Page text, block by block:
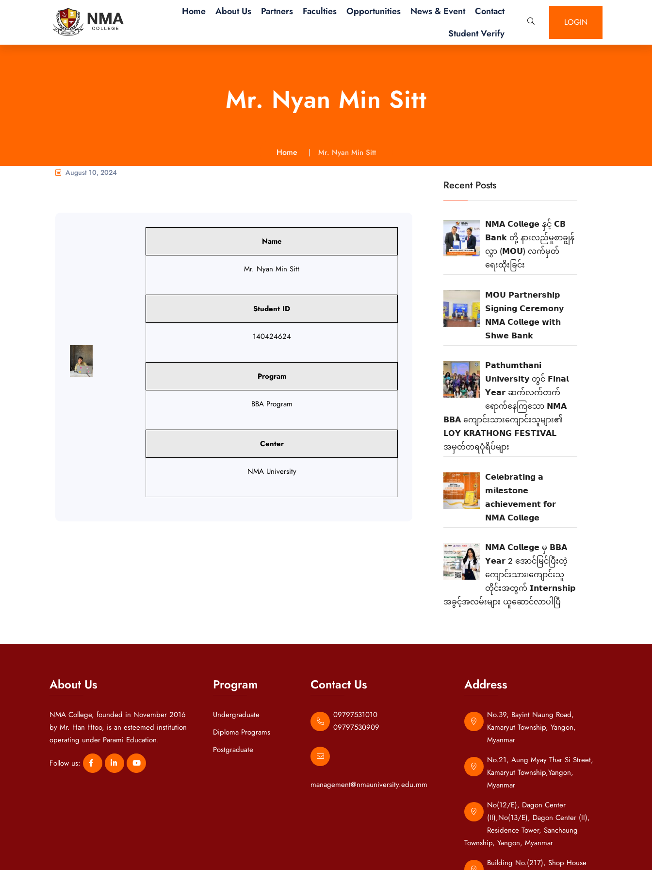
Home About Us Partners Faculties Opportunities News & Event
Contact
Student Verify
LOGIN
Mr. Nyan Min Sitt
Home Mr. Nyan Min Sitt
August 10, 2024
Name
Mr. Nyan Min Sitt
Student ID
140424624
Program
BBA Program
Center
NMA University
Recent Posts
𝗡𝗠𝗔 𝗖𝗼𝗹𝗹𝗲𝗴𝗲 နှင့် 𝗖𝗕
𝗕𝗮𝗻𝗸 တို့ နားလည်မှုစာချွန်
လွှာ (𝗠𝗢𝗨) လက်မှတ်
ရေးထိုးခြင်း
𝗠𝗢𝗨 𝗣𝗮𝗿𝘁𝗻𝗲𝗿𝘀𝗵𝗶𝗽
𝗦𝗶𝗴𝗻𝗶𝗻𝗴 𝗖𝗲𝗿𝗲𝗺𝗼𝗻𝘆
𝗡𝗠𝗔 𝗖𝗼𝗹𝗹𝗲𝗴𝗲 𝘄𝗶𝘁𝗵
𝗦𝗵𝘄𝗲 𝗕𝗮𝗻𝗸
𝗣𝗮𝘁𝗵𝘂𝗺𝘁𝗵𝗮𝗻𝗶
𝗨𝗻𝗶𝘃𝗲𝗿𝘀𝗶𝘁𝘆 တွင် 𝗙𝗶𝗻𝗮𝗹
𝗬𝗲𝗮𝗿 ဆက်လက်တက်
ရောက်နေကြသော 𝗡𝗠𝗔
𝗕𝗕𝗔 ကျောင်းသားကျောင်းသူများ၏
𝗟𝗢𝗬 𝗞𝗥𝗔𝗧𝗛𝗢𝗡𝗚 𝗙𝗘𝗦𝗧𝗜𝗩𝗔𝗟
အမှတ်တရပုံရိပ်များ
𝗖𝗲𝗹𝗲𝗯𝗿𝗮𝘁𝗶𝗻𝗴 𝗮
𝗺𝗶𝗹𝗲𝘀𝘁𝗼𝗻𝗲
𝗮𝗰𝗵𝗶𝗲𝘃𝗲𝗺𝗲𝗻𝘁 𝗳𝗼𝗿
𝗡𝗠𝗔 𝗖𝗼𝗹𝗹𝗲𝗴𝗲
𝗡𝗠𝗔 𝗖𝗼𝗹𝗹𝗲𝗴𝗲 မှ 𝗕𝗕𝗔
𝗬𝗲𝗮𝗿 2 အောင်မြင်ပြီးတဲ့
ကျောင်းသား၊‌ကျောင်းသူ
တိုင်းအတွက် 𝗜𝗻𝘁𝗲𝗿𝗻𝘀𝗵𝗶𝗽
အခွင့်အလမ်းများ ယူဆောင်လာပါပြီ
About Us
NMA College, founded in November 2016
by Mr. Han Htoo, is an esteemed institution
operating under Parami Education.
Follow us:
Program
Undergraduate
Diploma Programs
Postgraduate
Contact Us
09797531010
09797530909
management@nmauniversity.edu.mm
Address
No.39, Bayint Naung Road,
Kamaryut Township, Yangon,
Myanmar
No.21, Aung Myay Thar Si Street,
Kamaryut Township,Yangon,
Myanmar
No(12/E), Dagon Center
(II),No(13/E), Dagon Center (II),
Residence Tower, Sanchaung
Township, Yangon, Myanmar
Building No.(217), Shop House